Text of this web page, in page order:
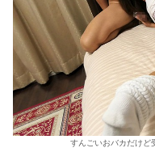
すんごいおバカだけど